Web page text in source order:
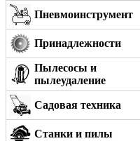
Пневмоинструмент
Принадлежности
Пылесосы и
пылеудаление
Садовая техника
Станки и пилы